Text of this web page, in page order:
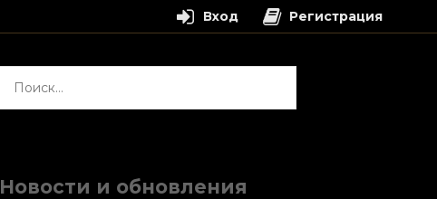
Новости и обновления
Вход Регистрация